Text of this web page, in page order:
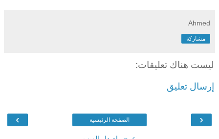
Ahmed
مشاركة
ليست هناك تعليقات:
إرسال تعليق
‹
› الصفحة الرئيسية